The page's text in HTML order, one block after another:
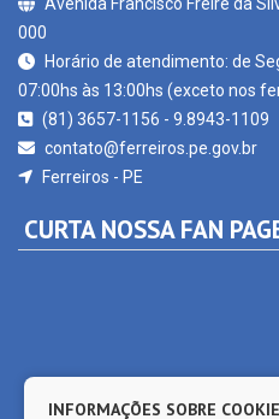
Horário de atendimento: de
contato@ferreiros.pe.gov.br
Ferreiros - PE
CURTA NOSSA FAN PAGE
INFORMAÇÕES SOBRE